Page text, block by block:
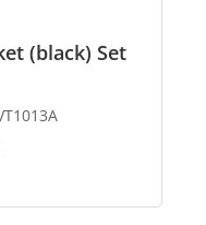
(black) Set